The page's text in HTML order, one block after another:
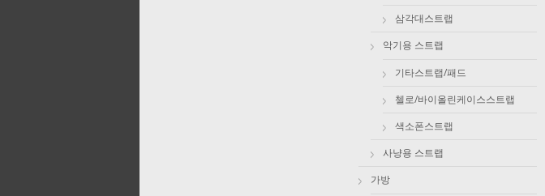
삼각대스트랩
악기용 스트랩
기타스트랩/패드
첼로/바이올린케이스스트랩
색소폰스트랩
사냥용 스트랩
가방